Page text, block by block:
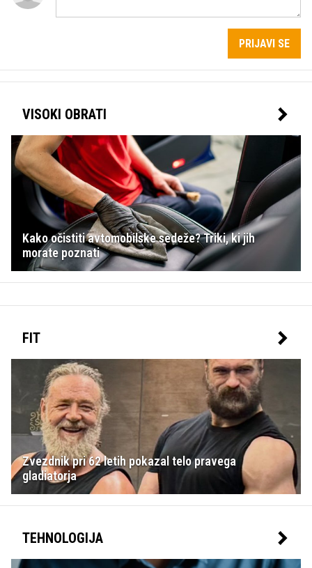
PRIJAVI SE
VISOKI OBRATI
Kako očistiti avtomobilske sedeže? Triki, ki jih
morate poznati
FIT
Zvezdnik pri 62 letih pokazal telo pravega
gladiatorja
TEHNOLOGIJA